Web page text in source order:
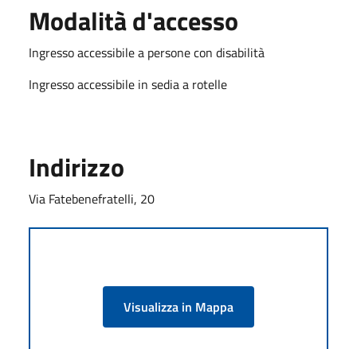
Modalità d'accesso
Ingresso accessibile a persone con disabilità
Ingresso accessibile in sedia a rotelle
Indirizzo
Via Fatebenefratelli, 20
Visualizza in Mappa